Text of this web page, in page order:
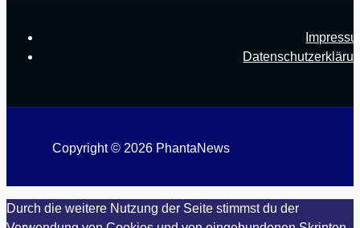
Copyright © 2026 PhantaNews
Durch die weitere Nutzung der Seite stimmst du der